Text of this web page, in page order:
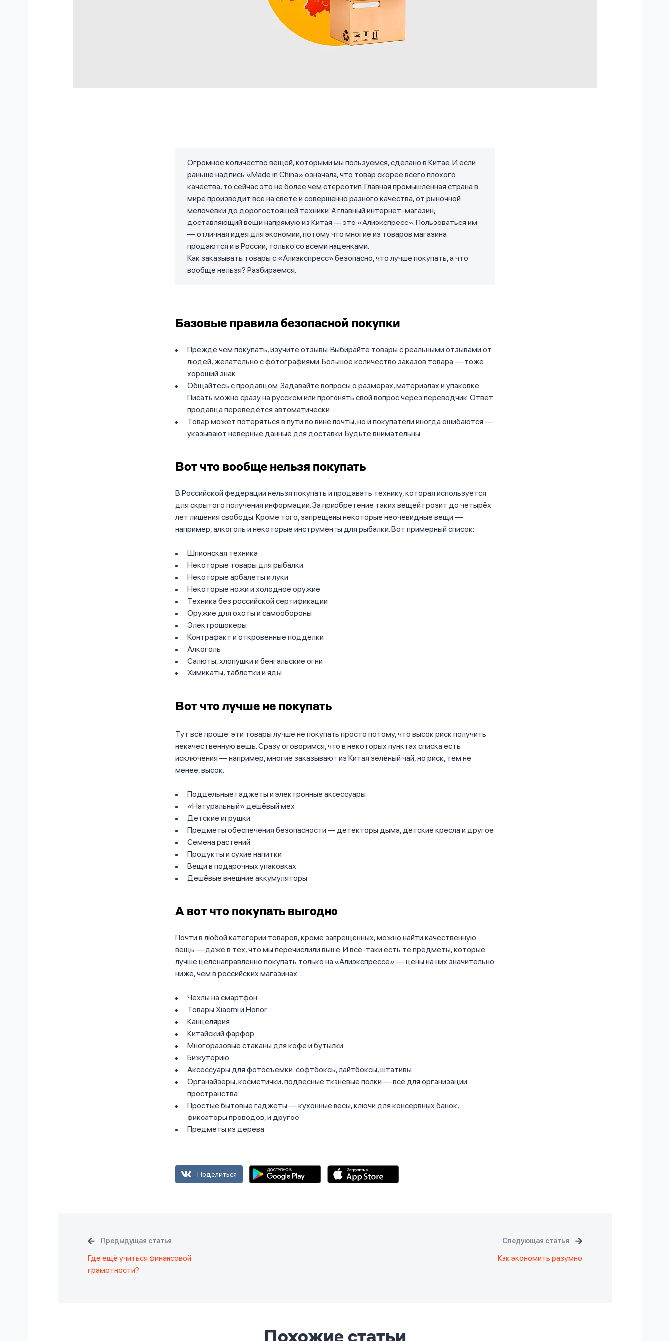
Огромное количество вещей, которыми мы пользуемся, сделано в Китае. И если
раньше надпись «Made in China» означала, что товар скорее всего плохого
качества, то сейчас это не более чем стереотип. Главная промышленная страна в
мире производит всё на свете и совершенно разного качества, от рыночной
мелочёвки до дорогостоящей техники. А главный интернет-магазин,
доставляющий вещи напрямую из Китая — это «Алиэкспресс». Пользоваться им
— отличная идея для экономии, потому что многие из товаров магазина
продаются и в России, только со всеми наценками.
Как заказывать товары с «Алиэкспресс» безопасно, что лучше покупать, а что
вообще нельзя? Разбираемся.
Базовые правила безопасной покупки
Прежде чем покупать, изучите отзывы. Выбирайте товары с реальными отзывами от
людей, желательно с фотографиями. Большое количество заказов товара — тоже
хороший знак
Общайтесь с продавцом. Задавайте вопросы о размерах, материалах и упаковке.
Писать можно сразу на русском или прогонять свой вопрос через переводчик. Ответ
продавца переведётся автоматически
Товар может потеряться в пути по вине почты, но и покупатели иногда ошибаются —
указывают неверные данные для доставки. Будьте внимательны
Вот что вообще нельзя покупать
В Российской федерации нельзя покупать и продавать технику, которая используется
для скрытого получения информации. За приобретение таких вещей грозит до четырёх
лет лишения свободы. Кроме того, запрещены некоторые неочевидные вещи —
например, алкоголь и некоторые инструменты для рыбалки. Вот примерный список:
Шпионская техника
Некоторые товары для рыбалки
Некоторые арбалеты и луки
Некоторые ножи и холодное оружие
Техника без российской сертификации
Оружие для охоты и самообороны
Электрошокеры
Контрафакт и откровенные подделки
Алкоголь
Салюты, хлопушки и бенгальские огни
Химикаты, таблетки и яды
Вот что лучше не покупать
Тут всё проще: эти товары лучше не покупать просто потому, что высок риск получить
некачественную вещь. Сразу оговоримся, что в некоторых пунктах списка есть
исключения — например, многие заказывают из Китая зелёный чай, но риск, тем не
менее, высок.
Поддельные гаджеты и электронные аксессуары
«Натуральный» дешёвый мех
Детские игрушки
Предметы обеспечения безопасности — детекторы дыма, детские кресла и другое
Семена растений
Продукты и сухие напитки
Вещи в подарочных упаковках
Дешёвые внешние аккумуляторы
А вот что покупать выгодно
Почти в любой категории товаров, кроме запрещённых, можно найти качественную
вещь — даже в тех, что мы перечислили выше. И всё-таки есть те предметы, которые
лучше целенаправленно покупать только на «Алиэкспрессе» — цены на них значительно
ниже, чем в российских магазинах.
Чехлы на смартфон
Товары Xiaomi и Honor
Канцелярия
Китайский фарфор
Многоразовые стаканы для кофе и бутылки
Бижутерию
Аксессуары для фотосъемки: софтбоксы, лайтбоксы, штативы
Органайзеры, косметички, подвесные тканевые полки — всё для организации
пространства
Простые бытовые гаджеты — кухонные весы, ключи для консервных банок,
фиксаторы проводов, и другое
Предметы из дерева
Поделиться
Предыдущая статья
Где ещё учиться финансовой
грамотности?
Следующая статья
Как экономить разумно